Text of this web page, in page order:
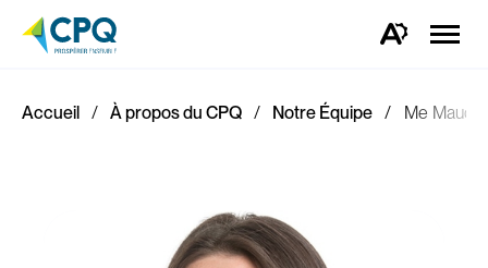
Ouvrez
d'accessibilité.
la
Accueil À propos du CPQ Notre Équipe Me Maude